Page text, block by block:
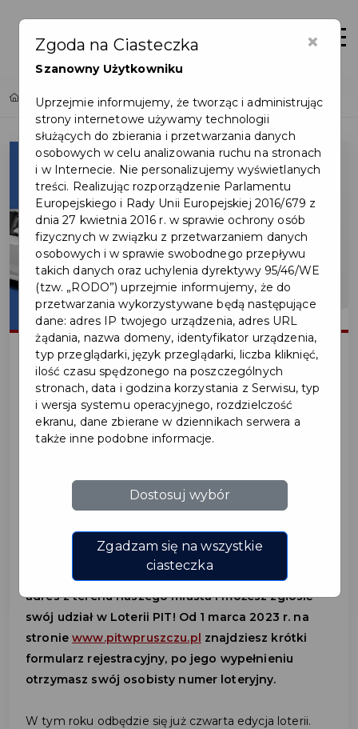
Zaloguj
Home Lista aktualności Ruszają zgłoszenia do Loterii PIT!
2023-03-01
RUSZAJĄ ZGŁOSZENIA
Czy wiesz, że, rozliczając podatek PIT jako
mieszkaniec Pruszcza Gdańskiego, możesz
wygrać auto lub 5 000 zł? Wystarczy, że w
deklaracji PIT wskażesz jako miejsce zamieszkania
adres z terenu naszego miasta i możesz zgłosić
swój udział w Loterii PIT! Od 1 marca 2023 r. na
stroniewww.pitwpruszczu.pl znajdziesz krótki
formularz rejestracyjny, po jego wypełnieniu
otrzymasz swój osobisty numer loteryjny.
W tym roku odbędzie się już czwarta edycja loterii.
×
Zgoda na Ciasteczka
Szanowny Użytkowniku
Uprzejmie informujemy, że tworząc i administrując
strony internetowe używamy technologii
służących do zbierania i przetwarzania danych
osobowych w celu analizowania ruchu na stronach
i w Internecie. Nie personalizujemy wyświetlanych
treści. Realizując rozporządzenie Parlamentu
Europejskiego i Rady Unii Europejskiej 2016/679 z
dnia 27 kwietnia 2016 r. w sprawie ochrony osób
fizycznych w związku z przetwarzaniem danych
osobowych i w sprawie swobodnego przepływu
takich danych oraz uchylenia dyrektywy 95/46/WE
(tzw. „RODO”) uprzejmie informujemy, że do
przetwarzania wykorzystywane będą następujące
dane: adres IP twojego urządzenia, adres URL
żądania, nazwa domeny, identyfikator urządzenia,
typ przeglądarki, język przeglądarki, liczba kliknięć,
ilość czasu spędzonego na poszczególnych
stronach, data i godzina korzystania z Serwisu, typ
i wersja systemu operacyjnego, rozdzielczość
ekranu, dane zbierane w dziennikach serwera a
także inne podobne informacje.
Dostosuj wybór
Zgadzam się na wszystkie
ciasteczka